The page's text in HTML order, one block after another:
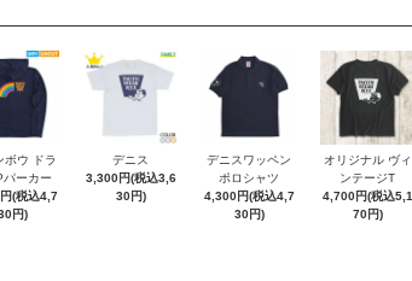
ボウ ドラ
パーカー
(税込4,7
円)
デニス
3,300円(税込3,6
30円)
デニスワッペン
ポロシャツ
4,300円(税込4,7
30円)
オリジナル ヴィ
ンテージT
4,700円(税込5,1
70円)